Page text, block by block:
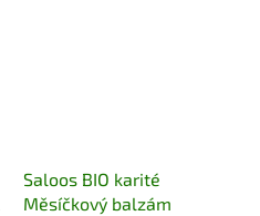
Saloos BIO karité
Měsíčkový balzám